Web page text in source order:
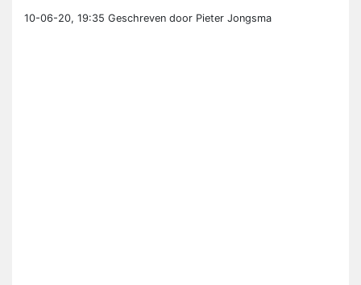
10-06-20, 19:35 Geschreven door Pieter Jongsma